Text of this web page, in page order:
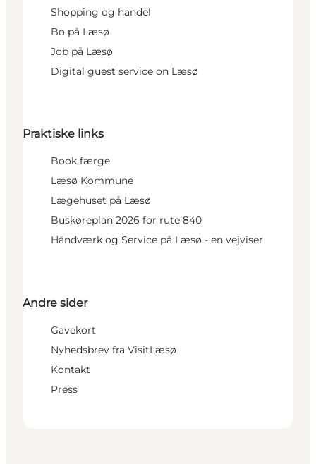
Shopping og handel
Bo på Læsø
Job på Læsø
Digital guest service on Læsø
Praktiske links
Book færge
Læsø Kommune
Lægehuset på Læsø
Buskøreplan 2026 for rute 840
Håndværk og Service på Læsø - en vejviser
Andre sider
Gavekort
Nyhedsbrev fra VisitLæsø
Kontakt
Press